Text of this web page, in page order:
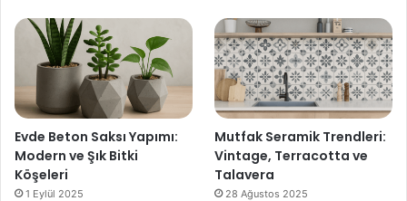
Evde Beton Saksı Yapımı:
Modern ve Şık Bitki
Köşeleri
1 Eylül 2025
Mutfak Seramik Trendleri:
Vintage, Terracotta ve
Talavera
28 Ağustos 2025